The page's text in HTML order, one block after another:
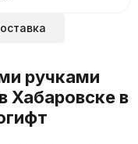
ручками
Хабаровске в